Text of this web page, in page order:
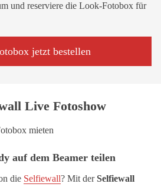
und reserviere die Look-Fotobox für
jetzt bestellen
Live Fotoshow
auf dem Beamer teilen
die Selfiewall? Mit derSelfiewall